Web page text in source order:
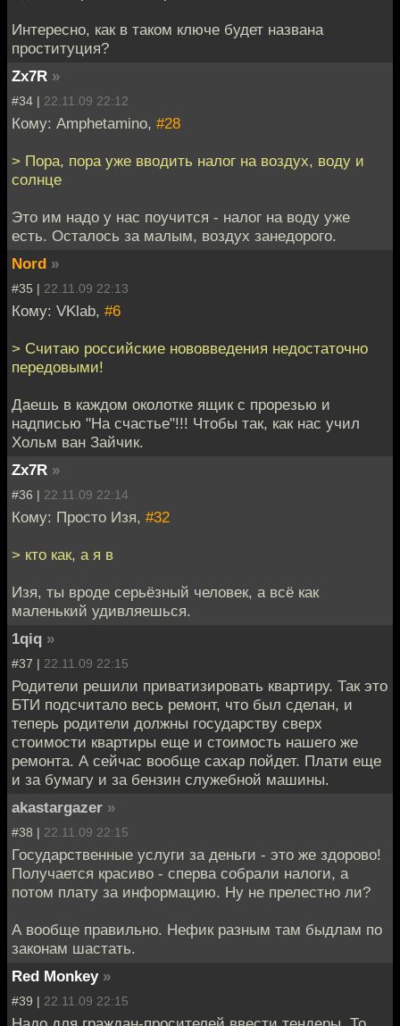
Интересно, как в таком ключе будет названа
проституция?
Zx7R »
#34 | 22.11.09 22:12
Кому: Amphetamino, #28
> Пора, пора уже вводить налог на воздух, воду и
солнце
Это им надо у нас поучится - налог на воду уже
есть. Осталось за малым, воздух занедорого.
Nord »
#35 | 22.11.09 22:13
Кому: VKlab, #6
> Считаю российские нововведения недостаточно
передовыми!
Даешь в каждом околотке ящик с прорезью и
надписью "На счастье"!!! Чтобы так, как нас учил
Хольм ван Зайчик.
Zx7R »
#36 | 22.11.09 22:14
Кому: Просто Изя, #32
> кто как, а я в
Изя, ты вроде серьёзный человек, а всё как
маленький удивляешься.
1qiq »
#37 | 22.11.09 22:15
Родители решили приватизировать квартиру. Так это
БТИ подсчитало весь ремонт, что был сделан, и
теперь родители должны государству сверх
стоимости квартиры еще и стоимость нашего же
ремонта. А сейчас вообще сахар пойдет. Плати еще
и за бумагу и за бензин служебной машины.
akastargazer »
#38 | 22.11.09 22:15
Государственные услуги за деньги - это же здорово!
Получается красиво - сперва собрали налоги, а
потом плату за информацию. Ну не прелестно ли?
А вообще правильно. Нефик разным там быдлам по
законам шастать.
Red Monkey »
#39 | 22.11.09 22:15